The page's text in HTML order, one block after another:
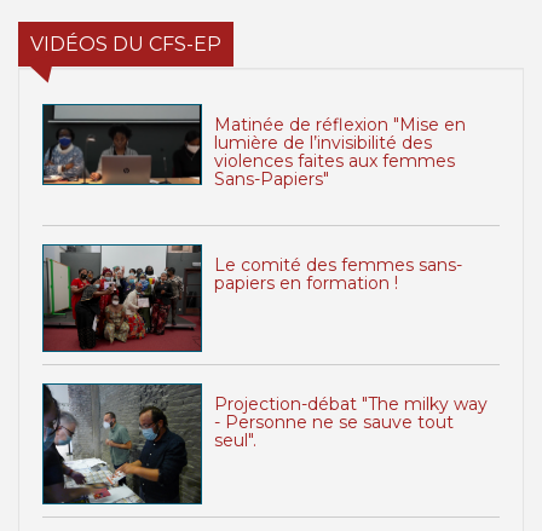
VIDÉOS DU CFS-EP
Matinée de réflexion "Mise en
lumière de l’invisibilité des
violences faites aux femmes
Sans-Papiers"
Le comité des femmes sans-
papiers en formation !
Projection-débat "The milky way
- Personne ne se sauve tout
seul".